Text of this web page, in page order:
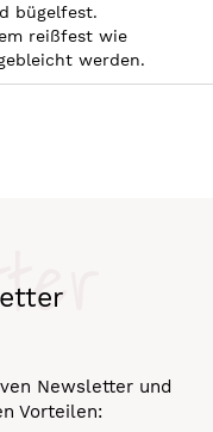
bügelfest.
reißfest wie
werden.
Newsletter und
Vorteilen: